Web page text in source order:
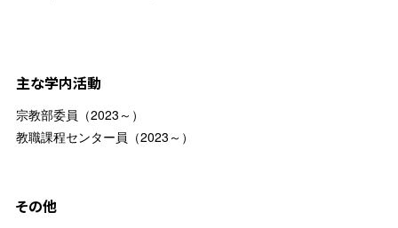
主な学内活動
宗教部委員（2023～）
教職課程センター員（2023～）
その他